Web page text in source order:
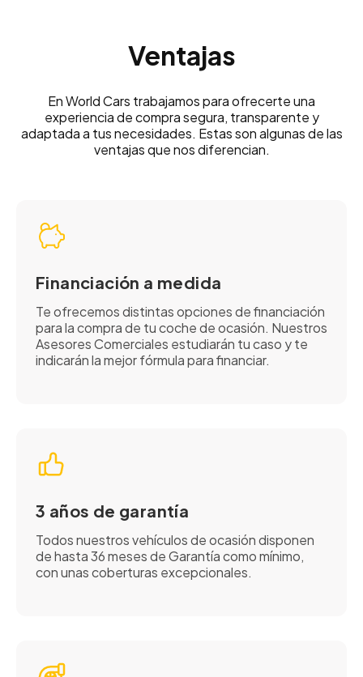
Ventajas
En World Cars trabajamos para ofrecerte una
experiencia de compra segura, transparente y
adaptada a tus necesidades. Estas son algunas de las
ventajas que nos diferencian.
Financiación a medida
Te ofrecemos distintas opciones de financiación
para la compra de tu coche de ocasión. Nuestros
Asesores Comerciales estudiarán tu caso y te
indicarán la mejor fórmula para financiar.
3 años de garantía
Todos nuestros vehículos de ocasión disponen
de hasta 36 meses de Garantía como mínimo,
con unas coberturas excepcionales.